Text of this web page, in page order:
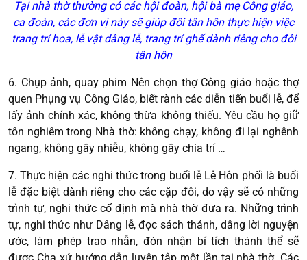
Tại nhà thờ thường có các hội đoàn, hội bà mẹ Công giáo,
ca đoàn, các đơn vị này sẽ giúp đôi tân hôn thực hiện việc
trang trí hoa, lễ vật dâng lễ, trang trí ghế dành riêng cho đôi
tân hôn
6. Chụp ảnh, quay phim Nên chọn thợ Công giáo hoặc thợ
quen Phụng vụ Công Giáo, biết rành các diễn tiến buổi lễ, để
lấy ảnh chính xác, không thừa không thiếu. Yêu cầu họ giữ
tôn nghiêm trong Nhà thờ: không chạy, không đi lại nghênh
ngang, không gây nhiễu, không gây chia trí …
7. Thực hiện các nghi thức trong buổi lễ Lễ Hôn phối là buổi
lễ đặc biệt dành riêng cho các cặp đôi, do vậy sẽ có những
trình tự, nghi thức cố định mà nhà thờ đưa ra. Những trình
tự, nghi thức như Dâng lễ, đọc sách thánh, dâng lời nguyện
ước, làm phép trao nhẫn, đón nhận bí tích thánh thể sẽ